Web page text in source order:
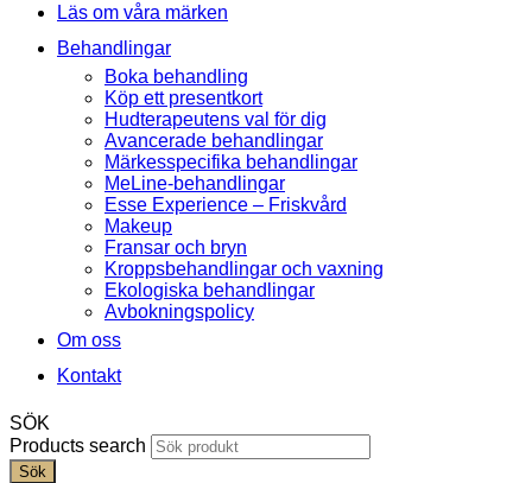
Läs om våra märken
Behandlingar
Boka behandling
Köp ett presentkort
Hudterapeutens val för dig
Avancerade behandlingar
Märkesspecifika behandlingar
MeLine-behandlingar
Esse Experience – Friskvård
Makeup
Fransar och bryn
Kroppsbehandlingar och vaxning
Ekologiska behandlingar
Avbokningspolicy
Om oss
Kontakt
SÖK
Products search
Sök